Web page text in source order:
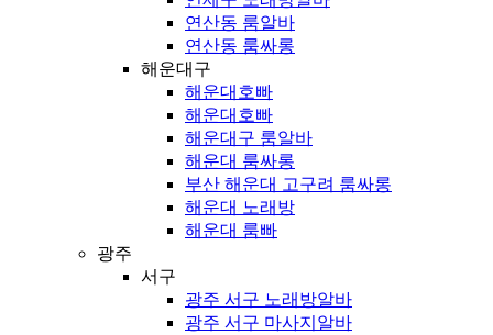
연산동 룸알바
연산동 룸싸롱
해운대구
해운대호빠
해운대호빠
해운대구 룸알바
해운대 룸싸롱
부산 해운대 고구려 룸싸롱
해운대 노래방
해운대 룸빠
광주
서구
광주 서구 노래방알바
광주 서구 마사지알바